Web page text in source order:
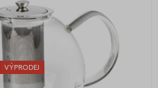
VÝPRODEJ